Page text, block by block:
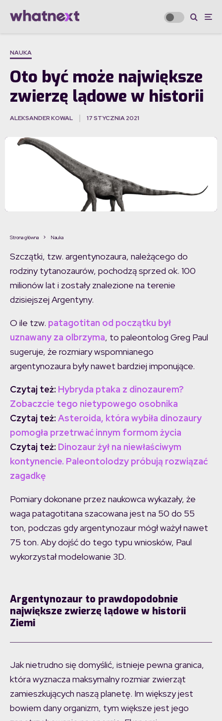
NAUKA
Oto być może największe
zwierzę lądowe w historii
ALEKSANDER KOWAL 17 STYCZNIA 2021
Strona główna Nauka
Szczątki, tzw. argentynozaura, należącego do
rodziny tytanozaurów, pochodzą sprzed ok. 100
milionów lat i zostały znalezione na terenie
dzisiejszej Argentyny.
O ile tzw. patagotitan od początku był
uznawany za olbrzyma, to paleontolog Greg Paul
sugeruje, że rozmiary wspomnianego
argentynozaura były nawet bardziej imponujące.
Czytaj też: Hybryda ptaka z dinozaurem?
Zobaczcie tego nietypowego osobnika
Czytaj też: Asteroida, która wybiła dinozaury
pomogła przetrwać innym formom życia
Czytaj też: Dinozaur żył na niewłaściwym
kontynencie. Paleontolodzy próbują rozwiązać
zagadkę
Pomiary dokonane przez naukowca wykazały, że
waga patagotitana szacowana jest na 50 do 55
ton, podczas gdy argentynozaur mógł ważył nawet
75 ton. Aby dojść do tego typu wniosków, Paul
wykorzystał modelowanie 3D.
Argentynozaur to prawdopodobnie
największe zwierzę lądowe w historii
Ziemi
Jak nietrudno się domyślić, istnieje pewna granica,
która wyznacza maksymalny rozmiar zwierząt
zamieszkujących naszą planetę. Im większy jest
bowiem dany organizm, tym większe jest jego